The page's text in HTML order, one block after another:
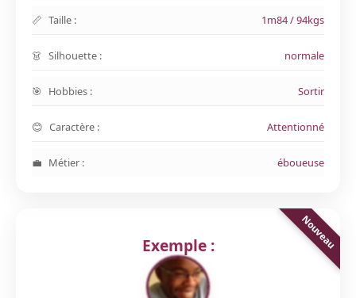
Taille : 1m84 / 94kgs
Silhouette : normale
Hobbies : Sortir
Caractère : Attentionné
Métier : éboueuse
Exemple :